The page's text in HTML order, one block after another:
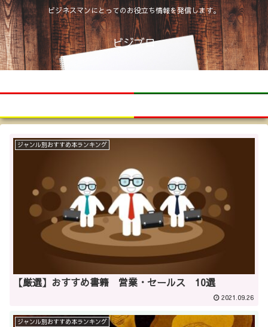
ビジネスマンにとってのお役立ち情報を発信します。
ビジブロ
ジャンル別おすすめ本ランキング
【厳選】おすすめ書籍 営業・セールス 10選
2021.09.26
ジャンル別おすすめ本ランキング